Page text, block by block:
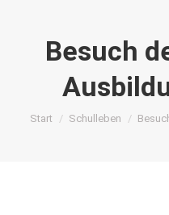
Besuch
Sie befinden sich hier:
Start Schulleben